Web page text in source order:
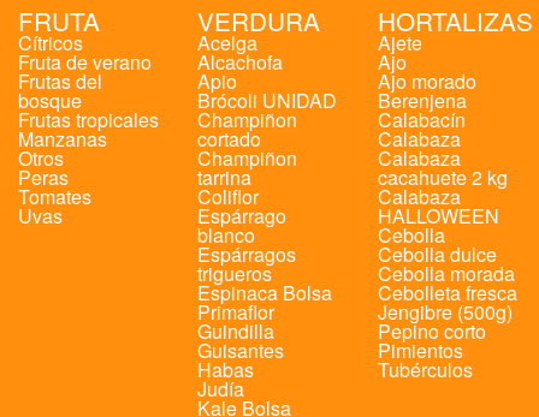
FRUTA
Cítricos
Fruta de verano
Frutas del
bosque
Frutas tropicales
Manzanas
Otros
Peras
Tomates
Uvas
VERDURA
Acelga
Alcachofa
Apio
Brócoli UNIDAD
Champiñon
cortado
Champiñon
tarrina
Coliflor
Espárrago
blanco
Espárragos
trigueros
Espinaca Bolsa
Primaflor
Guindilla
Guisantes
Habas
Judía
Kale Bolsa
HORTALIZAS
Ajete
Ajo
Ajo morado
Berenjena
Calabacín
Calabaza
Calabaza
cacahuete 2 kg
Calabaza
HALLOWEEN
Cebolla
Cebolla dulce
Cebolla morada
Cebolleta fresca
Jengibre (500g)
Pepino corto
Pimientos
Tubérculos